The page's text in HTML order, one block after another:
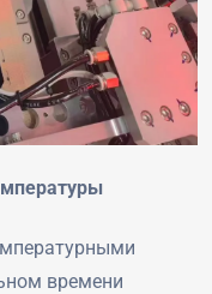
времени